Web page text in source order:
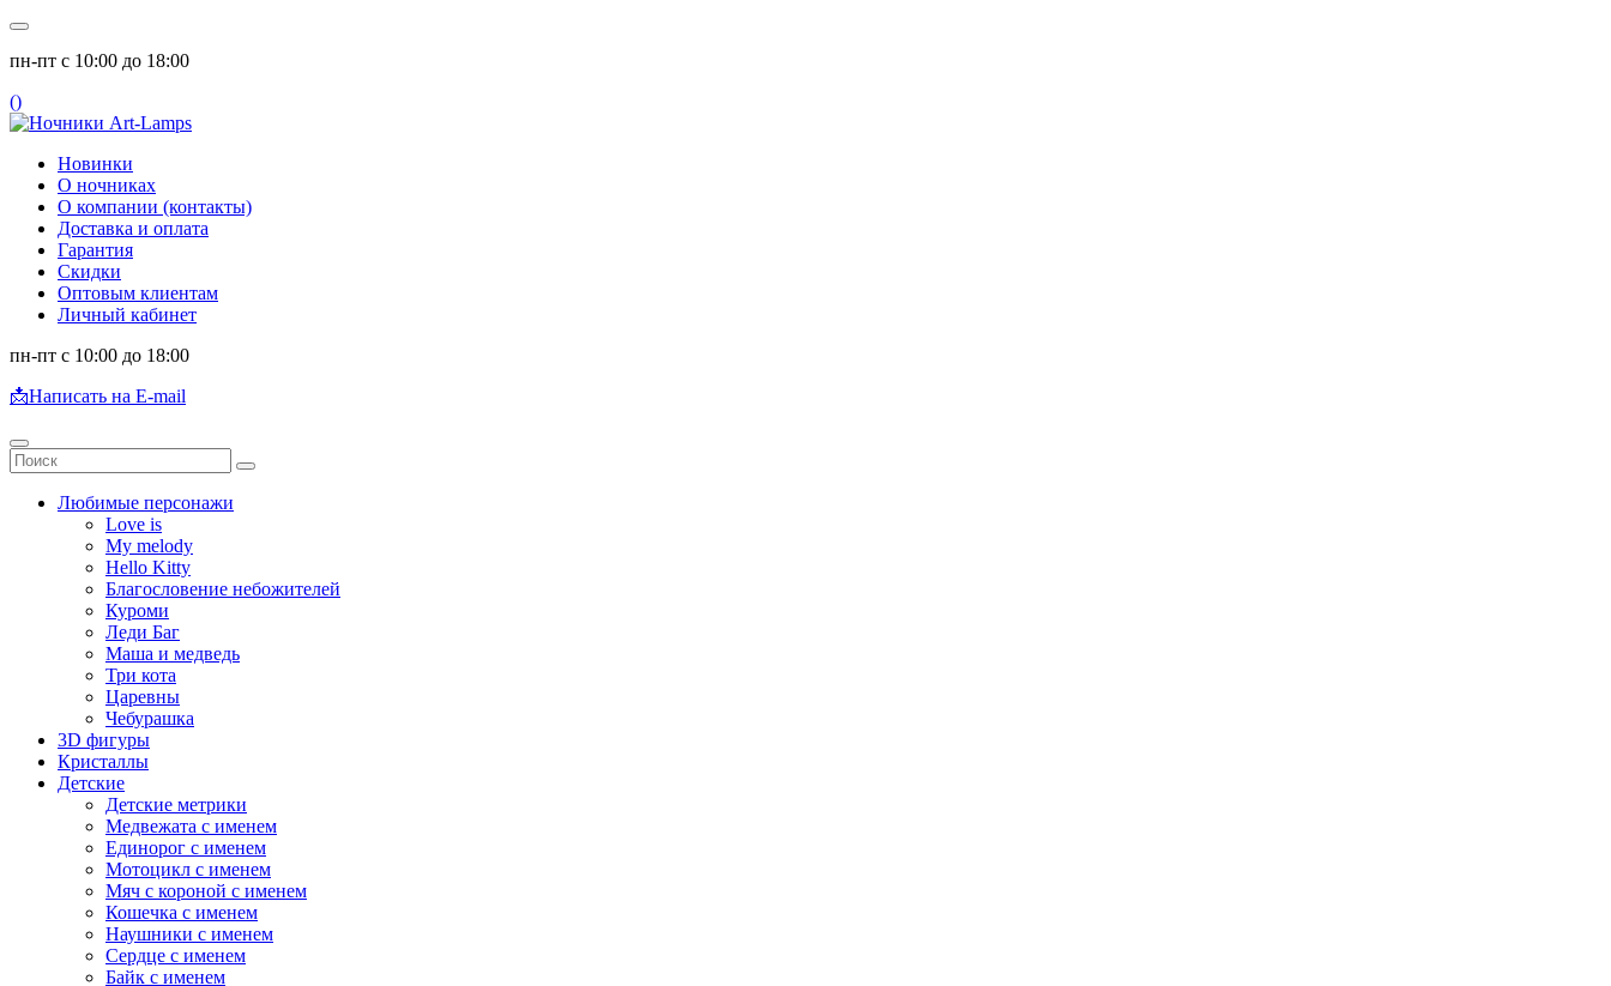
пн-пт с 10:00 до 18:00
()
Новинки
О ночниках
О компании (контакты)
Доставка и оплата
Гарантия
Скидки
Оптовым клиентам
Личный кабинет
пн-пт с 10:00 до 18:00
📩Написать на E-mail
Любимые персонажи
Love is
My melody
Hello Kitty
Благословение небожителей
Куроми
Леди Баг
Маша и медведь
Три кота
Царевны
Чебурашка
3D фигуры
Кристаллы
Детские
Детские метрики
Медвежата с именем
Единорог с именем
Мотоцикл с именем
Мяч с короной с именем
Кошечка с именем
Наушники с именем
Сердце с именем
Байк с именем